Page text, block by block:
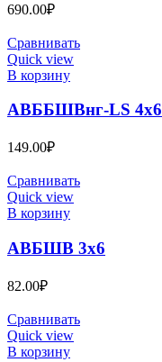
690.00₽
Сравнивать
Quick view
В корзину
АВББШВнг-LS 4х6
149.00₽
Сравнивать
Quick view
В корзину
АВБШВ 3х6
82.00₽
Сравнивать
Quick view
В корзину